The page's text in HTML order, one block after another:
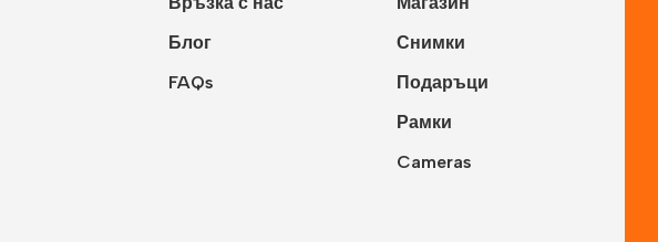
Блог
FAQs
Снимки
Подаръци
Рамки
Cameras